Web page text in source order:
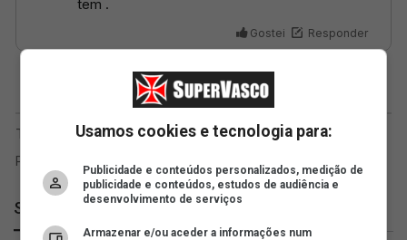
SuperVasco
Usamos cookies e tecnologia para:
Publicidade e conteúdos personalizados, medição de
publicidade e conteúdos, estudos de audiência e
desenvolvimento de serviços
Armazenar e/ou aceder a informações num